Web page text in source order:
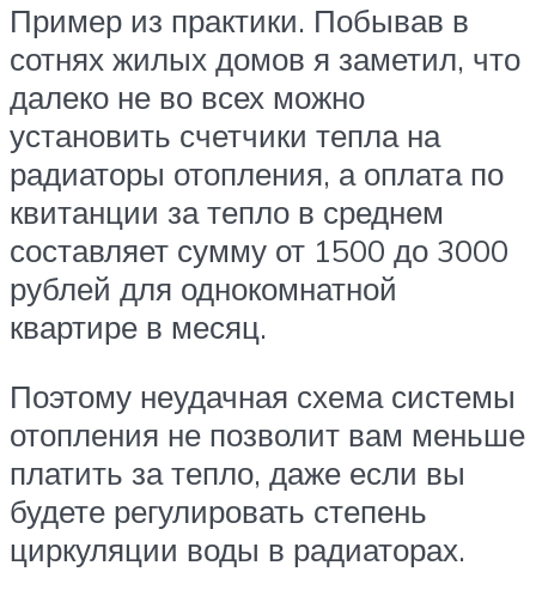
Пример из практики. Побывав в
сотнях жилых домов я заметил, что
далеко не во всех можно
установить счетчики тепла на
радиаторы отопления, а оплата по
квитанции за тепло в среднем
составляет сумму от 1500 до 3000
рублей для однокомнатной
квартире в месяц.
Поэтому неудачная схема системы
отопления не позволит вам меньше
платить за тепло, даже если вы
будете регулировать степень
циркуляции воды в радиаторах.